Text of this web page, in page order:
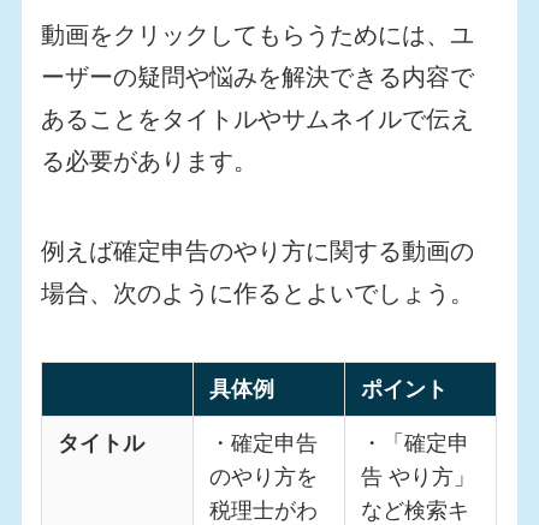
動画をクリックしてもらうためには、ユ
ーザーの疑問や悩みを解決できる内容で
あることをタイトルやサムネイルで伝え
る必要があります。
例えば確定申告のやり方に関する動画の
場合、次のように作るとよいでしょう。
具体例 ポイント
タイトル
・確定申告
のやり方を
税理士がわ
・「確定申
告 やり方」
など検索キ